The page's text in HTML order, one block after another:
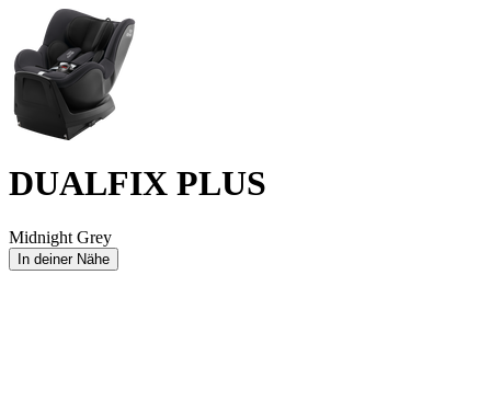
DUALFIX PLUS
Midnight Grey
In deiner Nähe